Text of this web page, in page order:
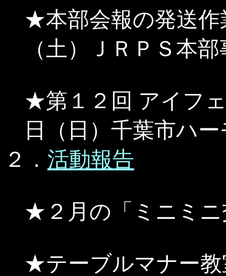
★本部会報の発送作
（土）ＪＲＰＳ本
★第１２回 アイフ
日（日）千葉市ハ
２． 活動報告
★２月の「ミニミニ
★テーブルマナー教